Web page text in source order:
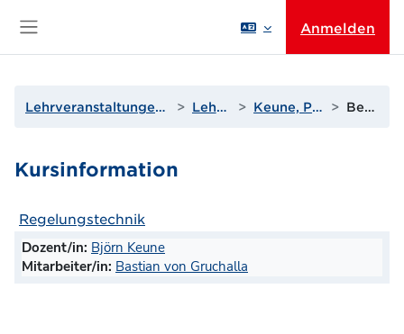
Anmelden
Lehrveranstaltungen der Wissenschaftsbereiche Lehrende I bis L Keune, Prof. Dr.-Ing. Björn Beschreibung
Kursinformation
Regelungstechnik
Dozent/in: Björn Keune
Mitarbeiter/in: Bastian von Gruchalla